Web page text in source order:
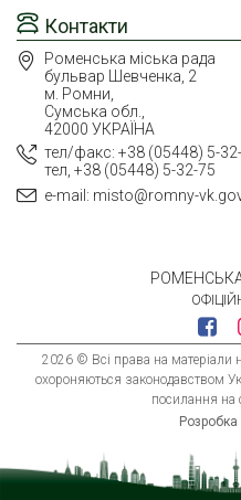
2026 © Всі права на матеріали
охороняються законодавством
посилання на
Розробка
Контакти
Роменська міська рада
бульвар Шевченка, 2
м. Ромни,
Сумська обл.,
42000 УКРАЇНА
тел/факс: +38 (05448) 5-
тел, +38 (05448) 5-32-75
e-mail: misto@romny-